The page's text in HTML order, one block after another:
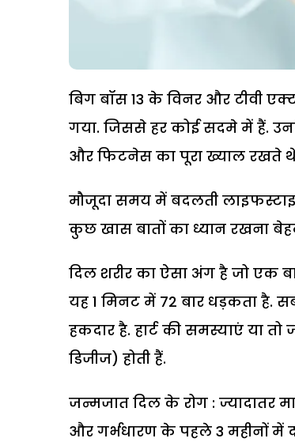
बिग बॉस 13 के विनर और टीवी
गया. जिससे हर कोई सदमे में हैं.
और फिटनेस का पूरा ख्याल रखते थे.
मौजूदा समय में बदलती
कुछ खास बातों का ध्यान रखना
दिल शरीर का ऐसा अंग है जो एक
यह 1 मिनट में 72 बार धड़कता
हकदार है. हार्ट की समस्याएं या
डिजीज) होती हैं.
जन्मजात दिल के रोग : ज्यादातर
और गर्भधारण के पहले 3 महीनों में